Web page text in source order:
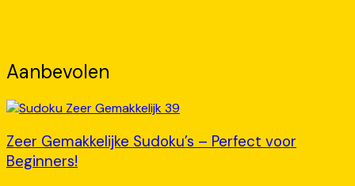
Aanbevolen
Zeer Gemakkelijke Sudoku’s – Perfect voor
Beginners!